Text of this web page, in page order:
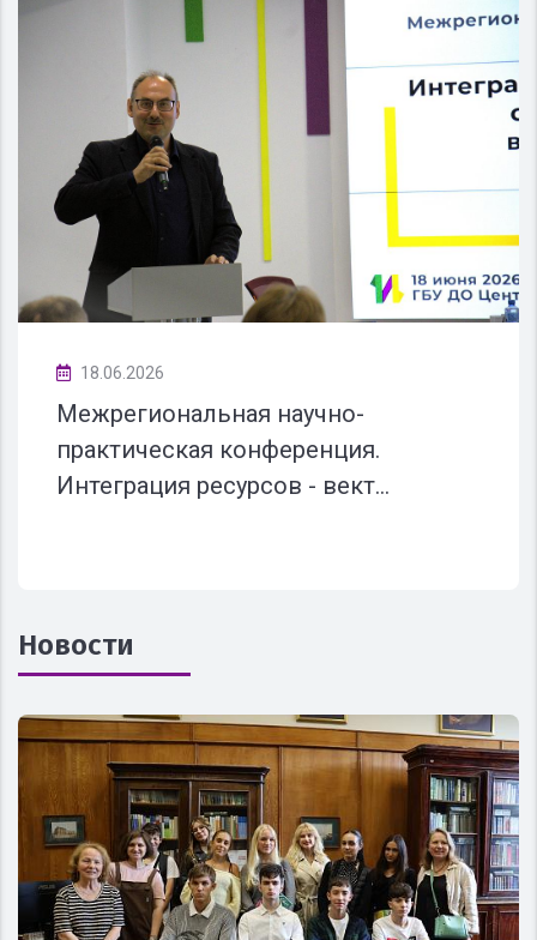
18.06.2026
Межрегиональная научно-
практическая конференция.
Интеграция ресурсов - вект...
Новости